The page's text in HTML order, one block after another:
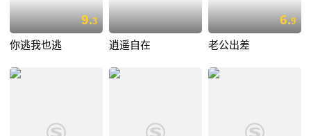
9.3
你逃我也逃 逍遥自在
6.9
老公出差